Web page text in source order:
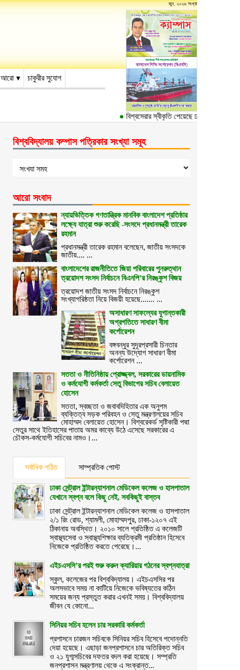
জুন, ২০২৬ সংখ্যা
আরো চাকুরীর সুযোগ
বিশ্বসেরার স্বীকৃতি পেয়েছে ঢাকা বিশ্ববিদ্যালয়ের
বিশ্ববিদ্যালয় কম্পাস পত্রিকার সংখ্যা সমূহ
আরো সংবাদ
ন্যায়ভিত্তিক গণতান্ত্রিক মানবিক বাংলাদেশ প্রতিষ্ঠার
লক্ষ্যে যাত্রা শুরু করেছি -সংসদে প্রধানমন্ত্রী তারেক
রহমান
প্রধানমন্ত্রী তারেক রহমান বলেছেন, জাতীয় সংসদকে
জাতীয়.... ...
বাংলাদেশের রাজনীতিতে জিয়া পরিবারের পুনরুত্থান
ত্রয়োদশ সংসদ নির্বাচনে বিএনপি’র নিরঙ্কুশ বিজয়
ত্রয়োদশ জাতীয় সংসদ নির্বাচনে নিরঙ্কুশ
সংখ্যাগরিষ্ঠতা নিয়ে বিজয়ী হয়েছে....... ...
অসাধারণ সাফল্যের যুগান্তকারী
অগ্রগতিতে সাধারণ বীমা
কর্পোরেশন
বঙ্গবন্ধুর সুদূরপ্রসারী চিন্তার
অনন্য উদ্যোগ সাধারণ বীমা
কর্পোরেশন ...
সততা ও নীতিনিষ্ঠায় প্রোজ্জ্বল, সরকারের ডায়নামিক
ও কর্মযোগী কর্মকর্তা সেতু বিভাগের সচিব বেলায়েত
হোসেন
সততা, স্বচ্ছতা ও জবাবদিহিতার এক অনুপম
ব্যক্তিত্ব সড়ক পরিবহন ও সেতু মন্ত্রণালয়ের সচিব
মোহাম্মদ বেলায়েত হোসেন। বিশ্বরেকর্ড সৃষ্টিকারী পদ্মা
সেতুর সাথে ইতিহাসের পাতায় অমর কাব্যে উঠে এসেছে সরকারের এ
চৌকস-কর্মযোগী সচিবের নামও।...
সর্বাধিক পঠিত সাম্প্রতিক পোস্ট
ঢাকা সেন্ট্রাল ইন্টারন্যাশনাল মেডিকেল কলেজ ও হাসপাতাল
যেখানে স্বপ্ন বলে কিছু নেই, সবকিছুই বাস্তব
ঢাকা সেন্ট্রাল ইন্টারন্যাশনাল মেডিকেল কলেজ ও হাসপাতাল
২/১ রিং রোড, শ্যামলী, মোহাম্মদপুর, ঢাকা-১২০৭ এই
ঠিকানায় অবস্থিত। ২০১০ সালে প্রতিষ্ঠিত এ কলেজটি
স্বাস্থ্যসেবা ও স্বাস্থ্যশিক্ষার ব্যতিক্রমী প্রতিষ্ঠান হিসেবে
নিজেকে প্রতিষ্ঠিত করতে পেরেছে।...
এইচএসসি’র পরই শুরু করুন ক্যারিয়ার গঠনের স্বপ্নযাত্রা
স্কুল, কলেজের পর বিশ্ববিদ্যালয়। এইচএসসির পর
অলসভাবে সময় না কাটিয়ে নিজেকে ভবিষ্যতের কঠিন
সময়ের জন্য প্রস্তুত করার এখনই সময়। বিশ্ববিদ্যালয়
জীবন যে কোনো...
সিনিয়র সচিব হলেন চার সরকারি কর্মকর্তা
প্রশাসনে চারজন সচিবকে সিনিয়র সচিব হিসেবে পদোন্নতি
দেয়া হয়েছে। এছাড়া জনপ্রশাসনে চার অতিরিক্ত সচিব
ও ২১ যুগ্মসচিবের দফতর বদল করা হয়েছে। সম্প্রতি
জনপ্রশাসন মন্ত্রণালয় থেকে এ সংক্রান্ত...